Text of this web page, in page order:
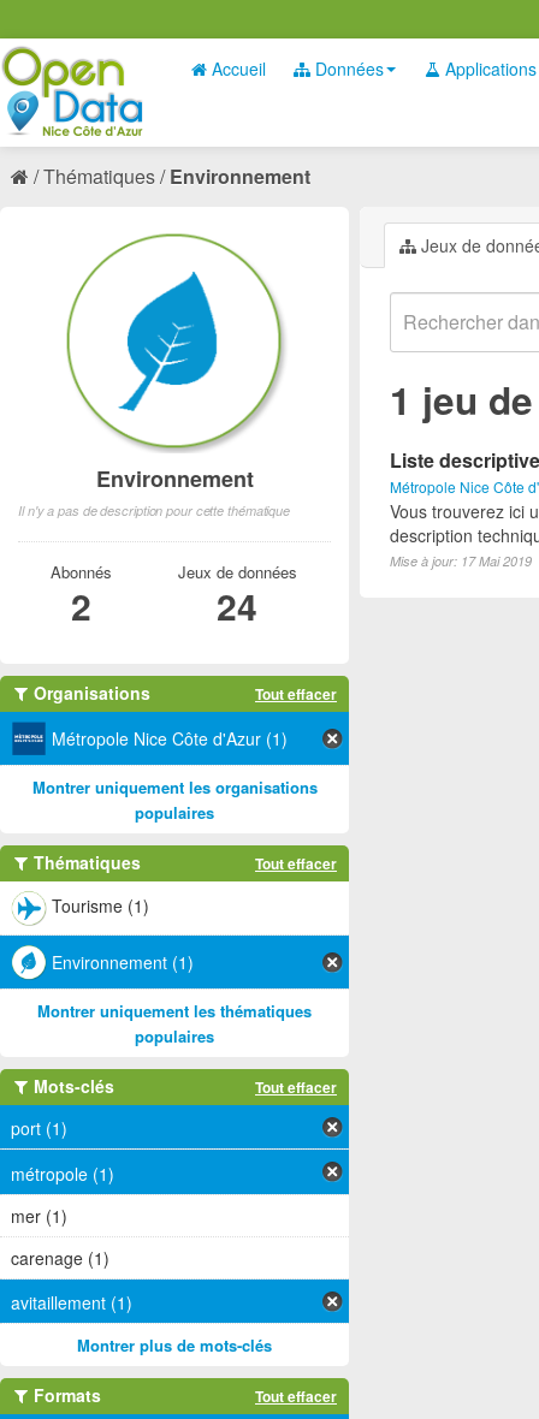
Accueil Données Applications
Thématiques Environnement
Jeux de
1 jeu
Liste
Métropole Nice Côte
Vous trouverez ici
description
Mise à jour: 17 Mai 2019
Environnement
Il n'y a pas de description pour cette thématique
Abonnés
2
Jeux de données
24
Organisations Tout effacer
Métropole Nice Côte d'Azur (1)
Montrer uniquement les organisations
populaires
Thématiques Tout effacer
Tourisme (1)
Environnement (1)
Montrer uniquement les thématiques
populaires
Mots-clés Tout effacer
port (1)
métropole (1)
mer (1)
carenage (1)
avitaillement (1)
Montrer plus de mots-clés
Formats Tout effacer